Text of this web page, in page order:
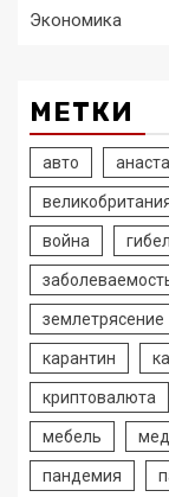
Экономика
МЕТКИ
авто
война
землетрясение
карантин
криптовалюта
мебель
пандемия